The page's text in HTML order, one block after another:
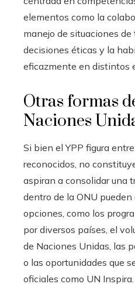
elementos como la
manejo de situaciones
decisiones éticas y la
eficazmente en distintos
Otras formas
Naciones
Si bien el YPP figura
reconocidos, no
aspiran a consolidar una
dentro de la ONU
opciones, como los
por diversos países, el
de Naciones Unidas, las
o las oportunidades que
oficiales como UN Inspira.